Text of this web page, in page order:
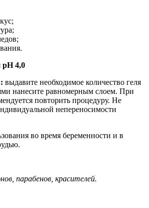
4,0
выдавите необходимое количество геля
нанесите равномерным слоем. При
повторить процедуру. Не
непереносимости
во время беременности и в
парабенов, красителей.